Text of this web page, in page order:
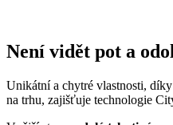
Není vidět pot a
Unikátní a chytré vlastnosti,
na trhu, zajišťuje technologie